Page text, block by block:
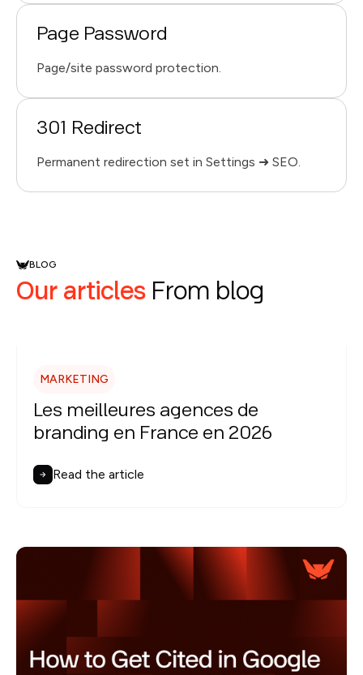
Page Password
Page/site password protection.
301 Redirect
Permanent redirection set in Settings ➜ SEO.
BLOG
Our articles From blog
MARKETING
Les meilleures agences de
branding en France en 2026
Read the article